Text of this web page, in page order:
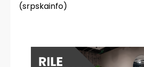
(srpskainfo)